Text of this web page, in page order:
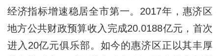
经济指标增速稳居全市第一。2017年，惠济区
地方公共财政预算收入完成20.0188亿元，首次
进入20亿元俱乐部。如今的惠济区正以其丰厚